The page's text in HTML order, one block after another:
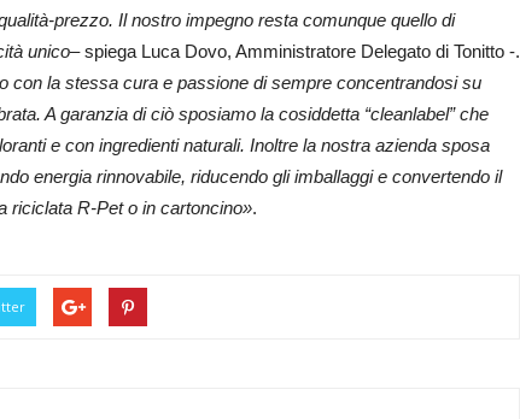
prezzo. Il nostro impegno resta comunque quello di
unico– spiega Luca Dovo, Amministratore Delegato di Tonitto -.
con la stessa cura e passione di sempre concentrandosi su
A garanzia di ciò sposiamo la cosiddetta “cleanlabel” che
e con ingredienti naturali. Inoltre la nostra azienda sposa
energia rinnovabile, riducendo gli imballaggi e convertendo il
riciclata R-Pet o in cartoncino».